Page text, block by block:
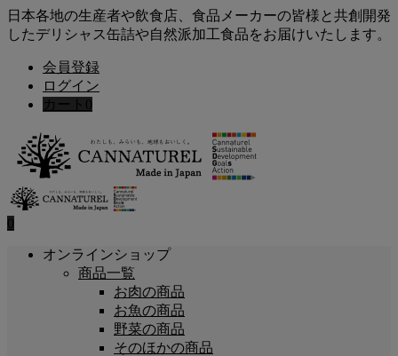
日本各地の生産者や飲食店、食品メーカーの皆様と共創開発
したデリシャス缶詰や自然派加工食品をお届けいたします。
会員登録
ログイン
カート 0
0
オンラインショップ
商品一覧
お肉の商品
お魚の商品
野菜の商品
そのほかの商品